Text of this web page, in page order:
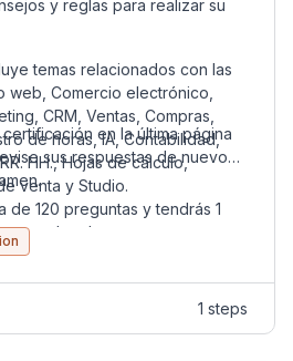
y reglas para realizar su
temas relacionados con las
web, Comercio electrónico,
CRM, Ventas, Compras,
de horas, IA, Contabilidad,
HH., Hojas de cálculo,
venta y Studio.
de 120 preguntas y tendrás 1
completarlo.
es necesario obtener
calificación de 70%.
en la última página
sus respuestas de nuevo
1 steps